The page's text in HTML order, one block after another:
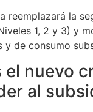
reemplazará la
1, 2 y 3) y
y de consumo
el nuevo
al